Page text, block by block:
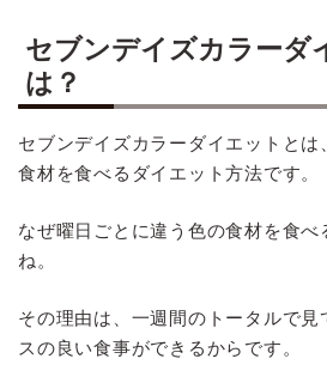
セブンデイズカラーダ
は？
セブンデイズカラーダイエットと
食材を食べるダイエット方法です。
なぜ曜日ごとに違う色の食材を食べ
ね。
その理由は、一週間のトータルで見
スの良い食事ができるからです。